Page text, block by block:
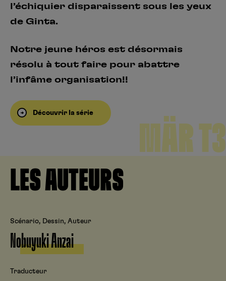
l’échiquier disparaissent sous les yeux
de Ginta.
Notre jeune héros est désormais
résolu à tout faire pour abattre
l’infâme organisation!!
Découvrir la série
MÄR T3
LES AUTEURS
Scénario, Dessin, Auteur
Nobuyuki Anzai
Traducteur